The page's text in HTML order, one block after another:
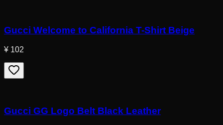
Gucci Welcome to California T-Shirt Beige
¥ 102
Gucci GG Logo Belt Black Leather